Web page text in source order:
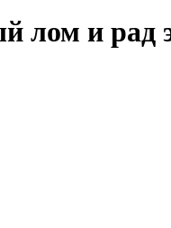
лом и рад